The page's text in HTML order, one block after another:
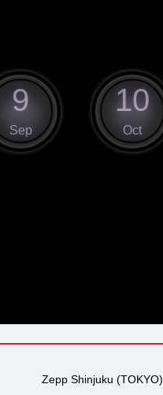
9
Sep
10
Oct
Zepp Shinjuku (TOKYO)